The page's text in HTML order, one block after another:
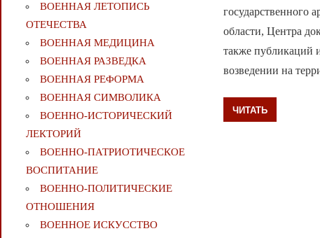
государственного
области, Центра
также публикаций
возведении на
ЧИТАТЬ
ВОЕННАЯ ЛЕТОПИСЬ
ОТЕЧЕСТВА
ВОЕННАЯ МЕДИЦИНА
ВОЕННАЯ РАЗВЕДКА
ВОЕННАЯ РЕФОРМА
ВОЕННАЯ СИМВОЛИКА
ВОЕННО-ИСТОРИЧЕСКИЙ
ЛЕКТОРИЙ
ВОЕННО-ПАТРИОТИЧЕСКОЕ
ВОСПИТАНИЕ
ВОЕННО-ПОЛИТИЧЕСКИE
ОТНОШЕНИЯ
ВОЕННОЕ ИСКУССТВО